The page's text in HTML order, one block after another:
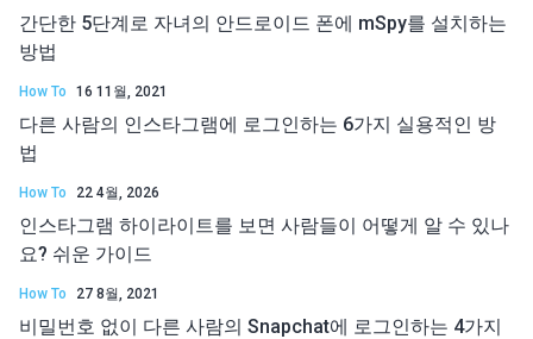
간단한 5단계로 자녀의 안드로이드 폰에 mSpy를 설치하는
방법
How To 16 11월, 2021
다른 사람의 인스타그램에 로그인하는 6가지 실용적인 방
법
How To 22 4월, 2026
인스타그램 하이라이트를 보면 사람들이 어떻게 알 수 있나
요? 쉬운 가이드
How To 27 8월, 2021
비밀번호 없이 다른 사람의 Snapchat에 로그인하는 4가지